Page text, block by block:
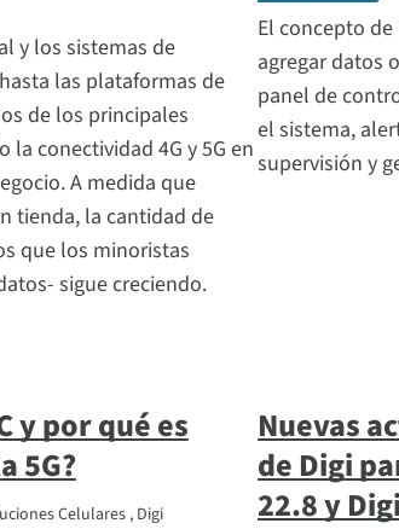
y los sistemas de
las plataformas de
de los principales
conectividad 4G y 5G en
A medida que
tienda, la cantidad de
que los minoristas
sigue creciendo.
El concepto
agregar datos
panel de
el sistema,
supervisión y
y por qué es
5G?
Celulares , Digi
Nuevas
de Digi
22.8 y